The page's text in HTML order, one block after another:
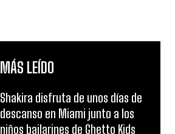
MÁS LEÍDO
Shakira disfruta de unos días de
descanso en Miami junto a los
niños bailarines de Ghetto Kids